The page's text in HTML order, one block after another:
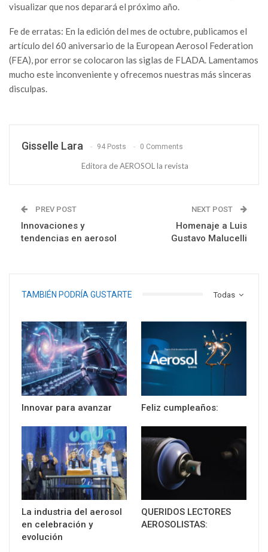
visualizar que nos deparará el próximo año.
Fe de erratas: En la edición del mes de octubre, publicamos el
artículo del 60 aniversario de la European Aerosol Federation
(FEA), por error se colocaron las siglas de FLADA. Lamentamos
mucho este inconveniente y ofrecemos nuestras más sinceras
disculpas.
Gisselle Lara 94 Posts 0 Comments
Editora de AEROSOL la revista
PREV POST
Innovaciones y
tendencias en aerosol
NEXT POST
Homenaje a Luis
Gustavo Malucelli
Todas
TAMBIÉN PODRÍA GUSTARTE
Innovar para avanzar Feliz cumpleaños:
La industria del aerosol
en celebración y
evolución
QUERIDOS LECTORES
AEROSOLISTAS: